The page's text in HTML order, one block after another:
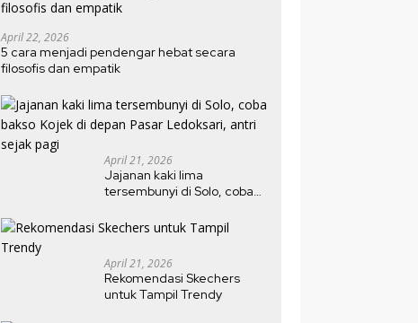
April 22, 2026
5 cara menjadi pendengar hebat secara
filosofis dan empatik
April 21, 2026
Jajanan kaki lima
tersembunyi di Solo, coba
Ledoksari, antri sejak pagi
April 21, 2026
Rekomendasi Skechers
untuk Tampil Trendy